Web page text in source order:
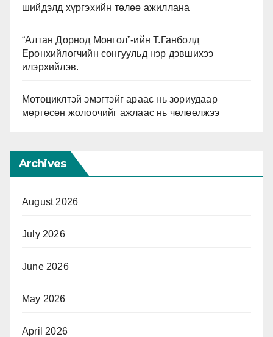
шийдэлд хүргэхийн төлөө ажиллана
“Алтан Дорнод Монгол”-ийн Т.Ганболд
Ерөнхийлөгчийн сонгуульд нэр дэвшихээ
илэрхийлэв.
Мотоциклтэй эмэгтэйг араас нь зориудаар
мөргөсөн жолоочийг ажлаас нь чөлөөлжээ
Archives
August 2026
July 2026
June 2026
May 2026
April 2026